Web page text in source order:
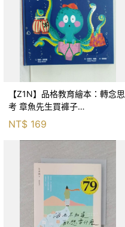
【Z1N】品格教育繪本：轉念思
考 章魚先生買褲子
(Octopants)_蘇西‧西尼爾, 黃筱
NT$ 169